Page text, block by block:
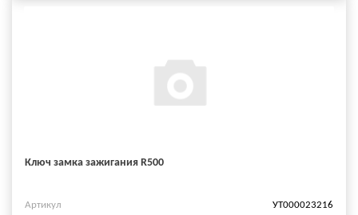
Ключ замка зажигания R500
Артикул
УТ000023216